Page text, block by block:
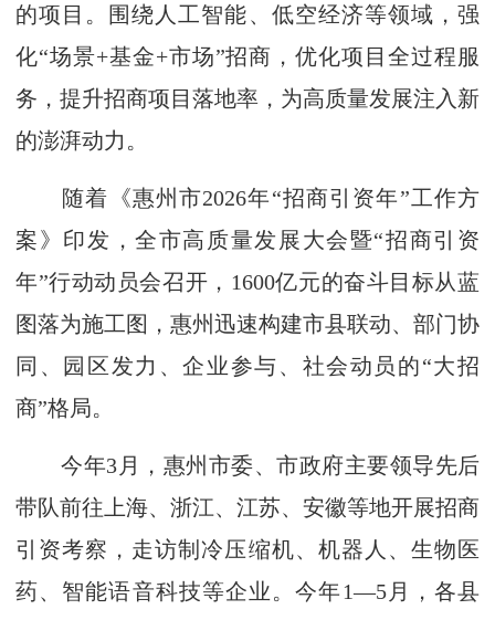
的项目。围绕人工智能、低空经济等领域，强
化“场景+基金+市场”招商，优化项目全过程服
务，提升招商项目落地率，为高质量发展注入新
的澎湃动力。
随着《惠州市2026年“招商引资年”工作方
案》印发，全市高质量发展大会暨“招商引资
年”行动动员会召开，1600亿元的奋斗目标从蓝
图落为施工图，惠州迅速构建市县联动、部门协
同、园区发力、企业参与、社会动员的“大招
商”格局。
今年3月，惠州市委、市政府主要领导先后
带队前往上海、浙江、江苏、安徽等地开展招商
引资考察，走访制冷压缩机、机器人、生物医
药、智能语音科技等企业。今年1—5月，各县